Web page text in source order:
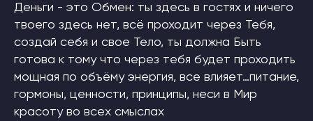
Деньги - это Обмен: ты здесь в гостях и ничего
твоего здесь нет, всё проходит через Тебя,
создай себя и свое Тело, ты должна Быть
готова к тому что через тебя будет проходить
мощная по объёму энергия, все влияет…питание,
гормоны, ценности, принципы, неси в Мир
красоту во всех смыслах